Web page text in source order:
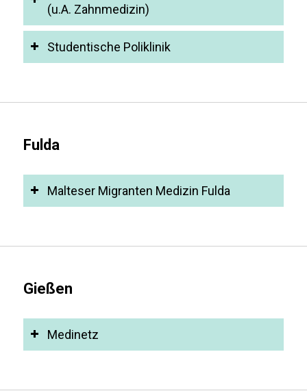
(u.A. Zahnmedizin)
Studentische Poliklinik
Fulda
Malteser Migranten Medizin Fulda
Gießen
Medinetz